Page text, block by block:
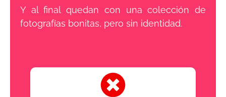
Y al final quedan con una colección de
fotografías bonitas, pero sin identidad.